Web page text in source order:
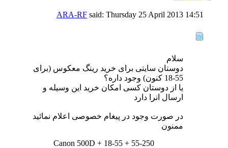
ARA-RF said: Thursday 25 April 2013 14:51
سلام
دوستان سایتی برای خرید رینگ معکوس (برای
55-18 کنون) وجود داره؟
یا از دوستان کسی امکان خرید این وسیله و
ارسال انرا دارد
در صورت وجود در پیغام خصوصی اعلام نمائید
ممنون
Canon 500D + 18-55 + 55-250